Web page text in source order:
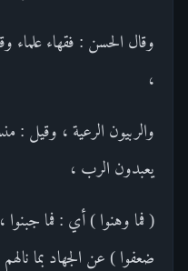
وقال الحسن : فقهاء علماء
،
والربيون الرعية ، وقيل :
يعبدون الرب ،
( فما وهنوا ) أي : فما جبنوا
ضعفوا ) عن الجهاد بما